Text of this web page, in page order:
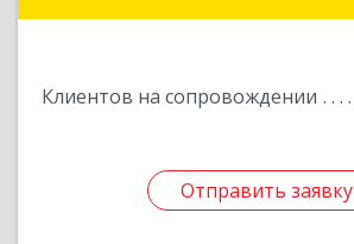
Клиентов на сопровождении
Отправить заявку
Отправить заявку